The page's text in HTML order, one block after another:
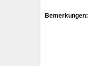
Bemerkungen: